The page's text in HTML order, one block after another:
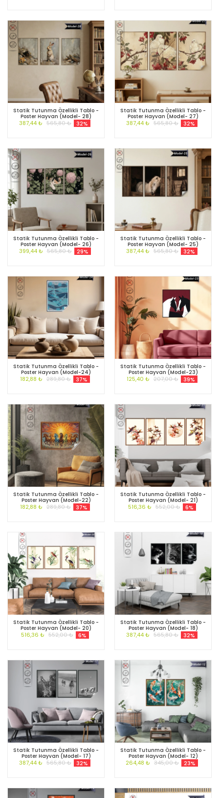
Statik Tutunma Özellikli Tablo -
Poster Hayvan (Model- 28)
387,44 ₺ 565,80 ₺ 32%
Statik Tutunma Özellikli Tablo -
Poster Hayvan (Model- 27)
387,44 ₺ 565,80 ₺ 32%
Statik Tutunma Özellikli Tablo -
Poster Hayvan (Model- 26)
399,44 ₺ 565,80 ₺ 29%
Statik Tutunma Özellikli Tablo -
Poster Hayvan (Model- 25)
387,44 ₺ 565,80 ₺ 32%
Statik Tutunma Özellikli Tablo -
Poster Hayvan (Model-24)
182,88 ₺ 289,80 ₺ 37%
Statik Tutunma Özellikli Tablo -
Poster Hayvan (Model-23)
125,40 ₺ 207,00 ₺ 39%
Statik Tutunma Özellikli Tablo -
Poster Hayvan (Model-22)
182,88 ₺ 289,80 ₺ 37%
Statik Tutunma Özellikli Tablo -
Poster Hayvan (Model- 21)
516,36 ₺ 552,00 ₺ 6%
Statik Tutunma Özellikli Tablo -
Poster Hayvan (Model- 20)
516,36 ₺ 552,00 ₺ 6%
Statik Tutunma Özellikli Tablo -
Poster Hayvan (Model- 18)
387,44 ₺ 565,80 ₺ 32%
Statik Tutunma Özellikli Tablo -
Poster Hayvan (Model- 17)
387,44 ₺ 565,80 ₺ 32%
Statik Tutunma Özellikli Tablo -
Poster Hayvan (Model- 12)
264,48 ₺ 345,00 ₺ 23%